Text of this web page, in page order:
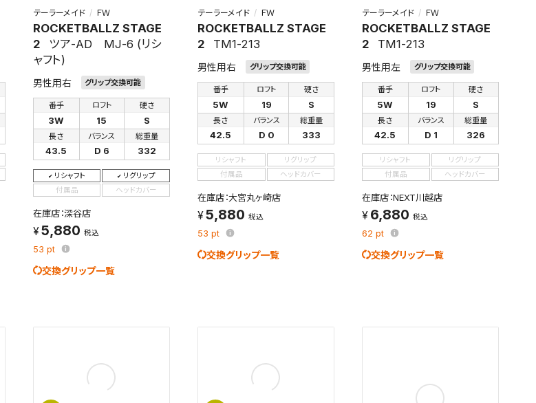
テーラーメイド ＦＷ
ROCKETBALLZ STAGE
2
ツア-AD MJ-6 (リシ
ャフト)
男性用右 グリップ交換可能
番手
3W
ロフト
15
硬さ
S
長さ
43.5
バランス
D 6
総重量
332
リシャフト
リグリップ
付属品
ヘッドカバー
在庫店：深谷店
5,880 税込
53 pt
交換グリップ一覧
テーラーメイド ＦＷ
ROCKETBALLZ STAGE
2
TM1-213
男性用右 グリップ交換可能
番手
5W
ロフト
19
硬さ
S
長さ
42.5
バランス
D 0
総重量
333
リシャフト
リグリップ
付属品
ヘッドカバー
在庫店：大宮丸ヶ崎店
5,880 税込
53 pt
交換グリップ一覧
テーラーメイド ＦＷ
ROCKETBALLZ STAGE
2
TM1-213
男性用左 グリップ交換可能
番手
5W
ロフト
19
硬さ
S
長さ
42.5
バランス
D 1
総重量
326
リシャフト
リグリップ
付属品
ヘッドカバー
在庫店：NEXT川越店
6,880 税込
62pt
交換グリップ一覧